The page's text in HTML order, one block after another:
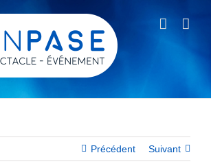
Précédent Suivant